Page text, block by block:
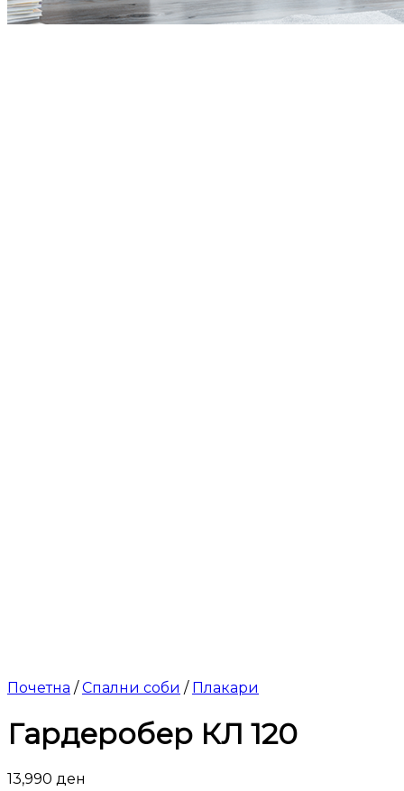
Почетна / Спални соби / Плакари
Гардеробер КЛ 120
13,990 ден